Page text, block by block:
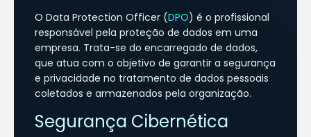
O Data Protection Officer (DPO) é o profissional
responsável pela proteção de dados em uma
empresa. Trata-se do encarregado de dados,
que atua com o objetivo de garantir a segurança
e privacidade no tratamento de dados pessoais
coletados e armazenados pela organização.
Segurança Cibernética